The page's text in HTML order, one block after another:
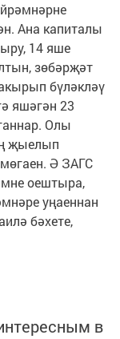
Ана капиталы
14 яше
зөбәрҗәт
бүләкләү
яшәгән 23
Олы
җыелып
Ә ЗАГС
оештыра,
уңаеннан
бәхете,
в